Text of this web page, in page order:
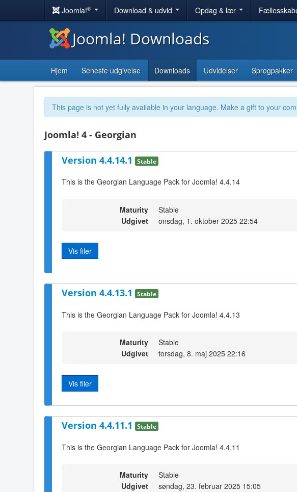
Joomla!® Download & udvid Opdag & lær
Joomla! Downloads
Hjem Seneste udgivelse Downloads Udvidelser Sprogpakker
This page is not yet fully available in your language. Make a gift to your
Joomla! 4 - Georgian
Version 4.4.14.1 Stable
This is the Georgian Language Pack for Joomla! 4.4.14
Maturity
Stable
Udgivet
onsdag, 1. oktober 2025 22:54
Vis filer
Version 4.4.13.1 Stable
This is the Georgian Language Pack for Joomla! 4.4.13
Maturity
Stable
Udgivet
torsdag, 8. maj 2025 22:16
Vis filer
Version 4.4.11.1 Stable
This is the Georgian Language Pack for Joomla! 4.4.11
Maturity
Stable
Udgivet
søndag, 23. februar 2025 15:05